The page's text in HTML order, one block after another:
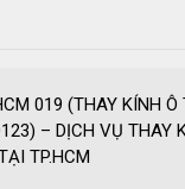
019 (THAY KÍNH Ô
– DỊCH VỤ THAY
TP.HCM